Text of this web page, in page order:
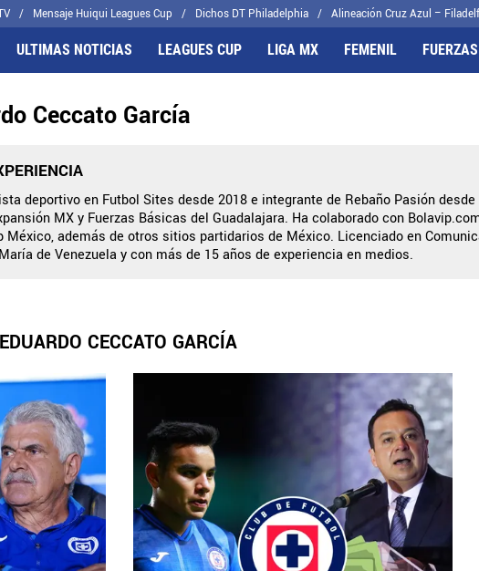
Mensaje Huiqui Leagues Cup Dichos DT Philadelphia Alineación Cruz Azul –
ULTIMAS NOTICIAS LEAGUES CUP LIGA MX FEMENIL
OTROS FRENTES
Básicas
Azul Hidalgo
CELESTES
Charly Rodríguez
Ceccato García
deportivo en Futbol Sites desde 2018 e integrante de Rebaño Pasión
MX y Fuerzas Básicas del Guadalajara. Ha colaborado con
México, además de otros sitios partidarios de México. Licenciado en
de Venezuela y con más de 15 años de experiencia en medios.
CECCATO GARCÍA